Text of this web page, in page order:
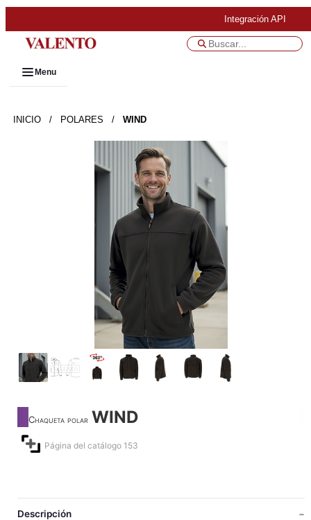
Integración API
Menu
INICIO / POLARES / WIND
Chaqueta polar WIND
Página del catálogo 153
Descripción